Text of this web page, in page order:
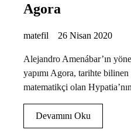
Agora
matefil 26 Nisan 2020
Alejandro Amenábar’ın
yapımı Agora, tarihte
matematikçi olan
Devamını Oku